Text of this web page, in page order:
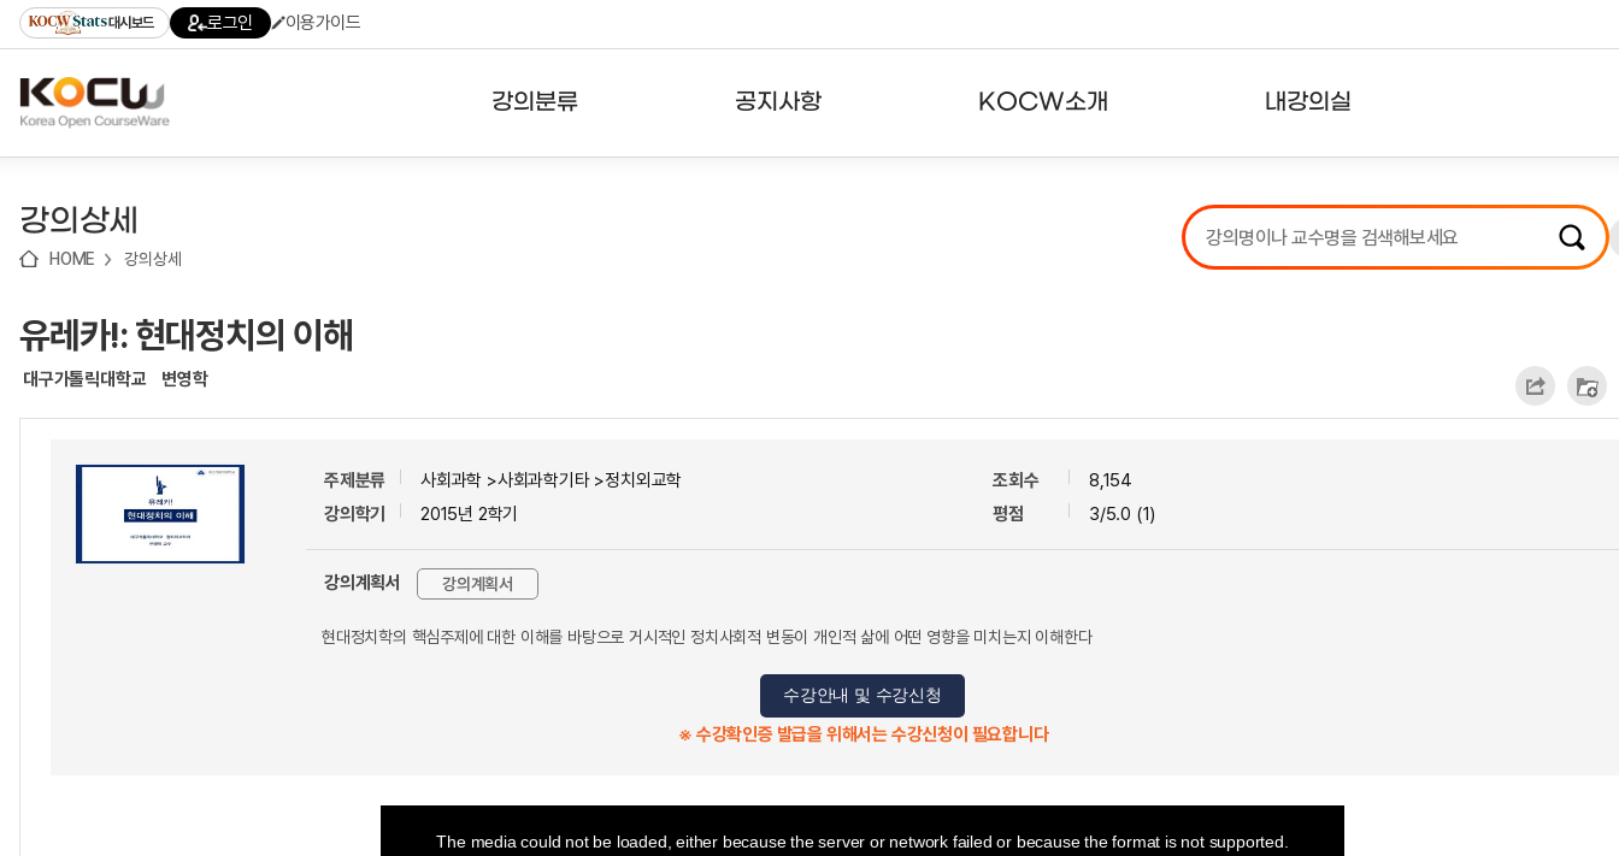
기
기
기
content)
가
대시보드 로그인 이용가이드
강의분류 공지사항 KOCW소개 내강의실
강의리스트
수강확인증강의
강의상세
HOME 강의상세
유레카!: 현대정치의 이해
대구가톨릭대학교 변영학
주제분류
사회과학 >사회과학기타 >정치외교학
강의학기
2015년 2학기
조회수
8,154
평점
3/5.0 (1)
강의계획서 강의계획서
현대정치학의 핵심주제에 대한 이해를 바탕으로 거시적인 정치사회적 변동이 개인적 삶에 어떤 영향을 미치는지 이해한다
수강안내 및 수강신청
※ 수강확인증 발급을 위해서는 수강신청이 필요합니다
The media could not be loaded, either because the server or network failed or because the format is not supported.